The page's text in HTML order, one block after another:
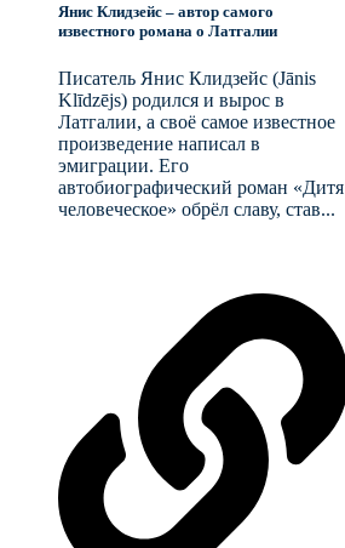
Янис Клидзейс – автор самого
известного романа о Латгалии
Писатель Янис Клидзейс (Jānis
Klīdzējs) родился и вырос в
Латгалии, а своё самое известное
произведение написал в
эмиграции. Его
автобиографический роман «Дитя
человеческое» обрёл славу, став...